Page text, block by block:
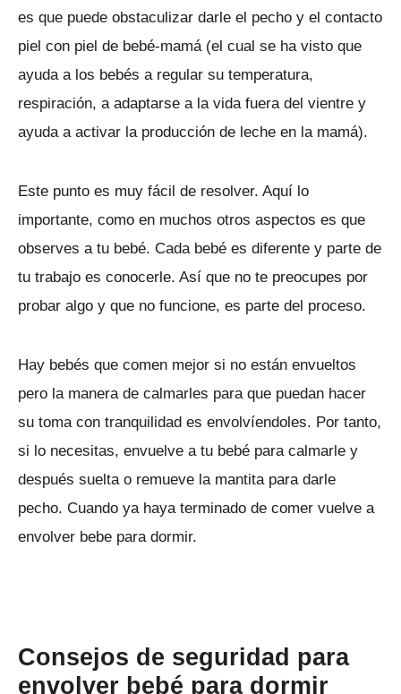
es que puede obstaculizar darle el pecho y el contacto
piel con piel de bebé-mamá (el cual se ha visto que
ayuda a los bebés a regular su temperatura,
respiración, a adaptarse a la vida fuera del vientre y
ayuda a activar la producción de leche en la mamá).
Este punto es muy fácil de resolver. Aquí lo
importante, como en muchos otros aspectos es que
observes a tu bebé. Cada bebé es diferente y parte de
tu trabajo es conocerle. Así que no te preocupes por
probar algo y que no funcione, es parte del proceso.
Hay bebés que comen mejor si no están envueltos
pero la manera de calmarles para que puedan hacer
su toma con tranquilidad es envolvíendoles. Por tanto,
si lo necesitas, envuelve a tu bebé para calmarle y
después suelta o remueve la mantita para darle
pecho. Cuando ya haya terminado de comer vuelve a
envolver bebe para dormir.
Consejos de seguridad para
envolver bebé para dormir